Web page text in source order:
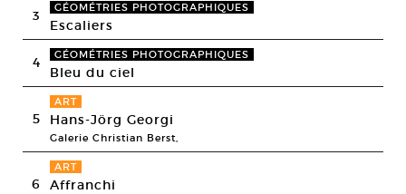
3 GÉOMÉTRIES PHOTOGRAPHIQUES
Escaliers
4 GÉOMÉTRIES PHOTOGRAPHIQUES
Bleu du ciel
5
ART
Hans-Jörg Georgi
Galerie Christian Berst,
6
ART
Affranchi